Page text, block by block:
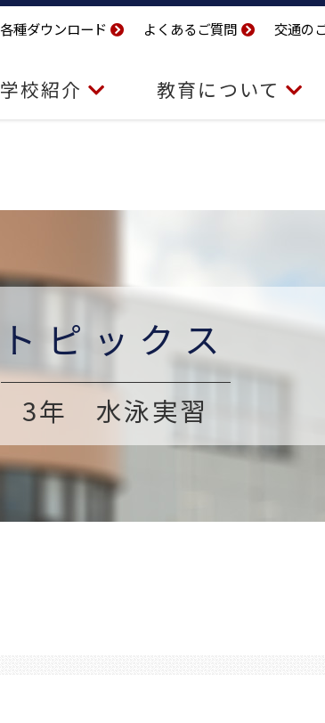
各種ダウンロード よくあるご質問 交通の
学校紹介 教育について
トピックス
3年 水泳実習